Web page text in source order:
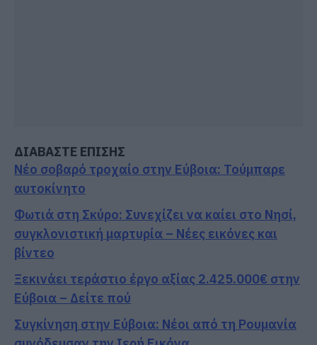
ΔΙΑΒΑΣΤΕ ΕΠΙΣΗΣ
Νέο σοβαρό τροχαίο στην Εύβοια: Τούμπαρε
αυτοκίνητο
Φωτιά στη Σκύρο: Συνεχίζει να καίει στο Νησί,
συγκλονιστική μαρτυρία – Νέες εικόνες και
βίντεο
Ξεκινάει τεράστιο έργο αξίας 2.425.000€ στην
Εύβοια – Δείτε πού
Συγκίνηση στην Εύβοια: Νέοι από τη Ρουμανία